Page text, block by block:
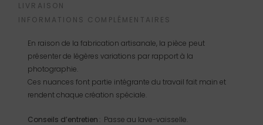
rouge
LIVRAISON
INFORMATIONS COMPLÉMENTAIRES
En raison de la fabrication artisanale, la pièce peut
présenter de légères variations par rapport à la
photographie.
Ces nuances font partie intégrante du travail fait main et
rendent chaque création spéciale.
Conseils d’entretien : Passe au lave-vaisselle.